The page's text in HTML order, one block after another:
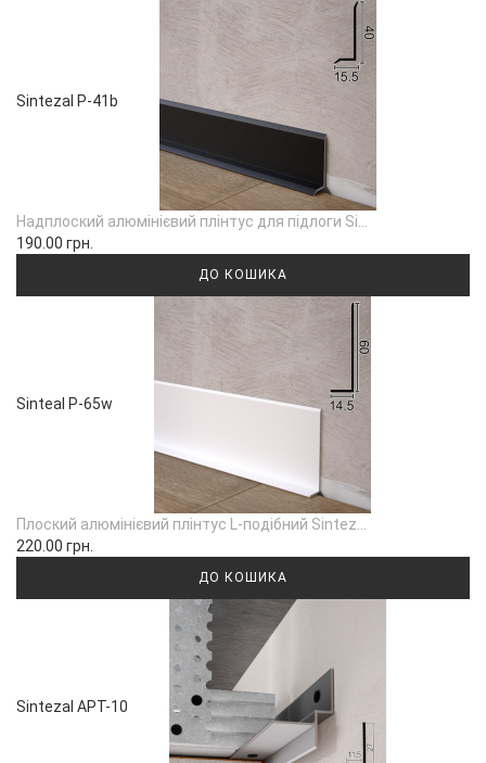
Sintezal P-41b
Надплоский алюмінієвий плінтус для підлоги Si...
190.00 грн.
ДО КОШИКА
Sinteal P-65w
Плоский алюмінієвий плінтус L-подібний Sintez...
220.00 грн.
ДО КОШИКА
Sintezal APT-10